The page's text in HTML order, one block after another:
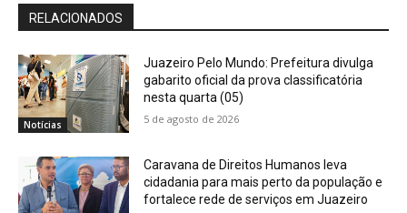
RELACIONADOS
Notícias
Juazeiro Pelo Mundo: Prefeitura divulga
gabarito oficial da prova classificatória
nesta quarta (05)
5 de agosto de 2026
Caravana de Direitos Humanos leva
cidadania para mais perto da população e
fortalece rede de serviços em Juazeiro